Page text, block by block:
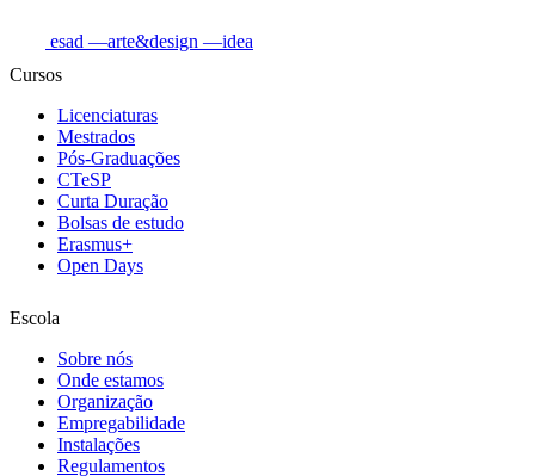
esad —arte&design —idea
Cursos
Licenciaturas
Mestrados
Pós-Graduações
CTeSP
Curta Duração
Bolsas de estudo
Erasmus+
Open Days
Escola
Sobre nós
Onde estamos
Organização
Empregabilidade
Instalações
Regulamentos